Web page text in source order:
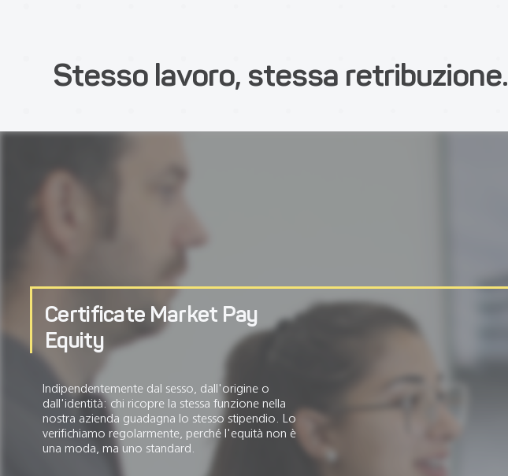
Stesso lavoro, stessa retribuzione.
Certificate Market Pay
Equity
Indipendentemente dal sesso, dall'origine o
dall'identità: chi ricopre la stessa funzione nella
nostra azienda guadagna lo stesso stipendio. Lo
verifichiamo regolarmente, perché l'equità non è
una moda, ma uno standard.